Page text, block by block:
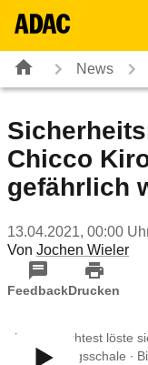
News
Chicco
gefährlich
13.04.2021, 00:00
Von Jochen Wieler
FeedbackDrucken
Beim Crashtest löste
Befestigungsschale ∙